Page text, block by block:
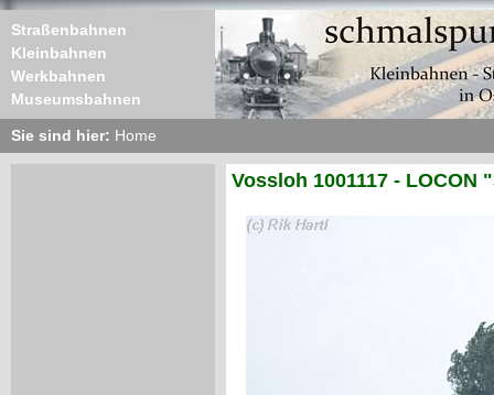
Straßenbahnen
Kleinbahnen
Werkbahnen
Museumsbahnen
Sie sind hier: Home
Vossloh 1001117 - LOCON